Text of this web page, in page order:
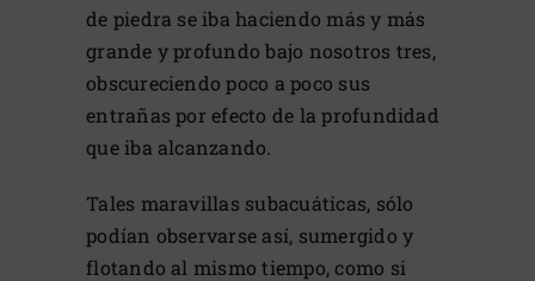
de piedra se iba haciendo más y más
grande y profundo bajo nosotros tres,
obscureciendo poco a poco sus
entrañas por efecto de la profundidad
que iba alcanzando.
Tales maravillas subacuáticas, sólo
podían observarse así, sumergido y
flotando al mismo tiempo, como si